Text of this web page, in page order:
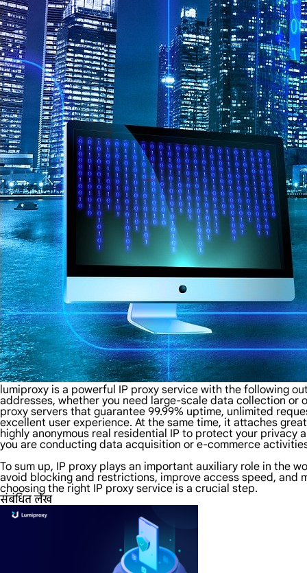
lumiproxy is a powerful IP proxy service with the following
addresses, whether you need large-scale data collection
proxy servers that guarantee 99.99% uptime, unlimited
excellent user experience. At the same time, it attaches
highly anonymous real residential IP to protect your
you are conducting data acquisition or e-commerce
To sum up, IP proxy plays an important auxiliary role in the
avoid blocking and restrictions, improve access speed,
choosing the right IP proxy service is a crucial step.
संबंधित लेख